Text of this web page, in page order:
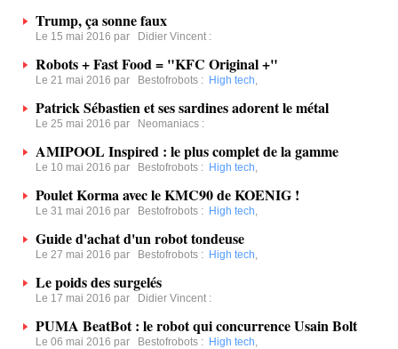
Trump, ça sonne faux
Le 15 mai 2016 par Didier Vincent :
Robots + Fast Food = "KFC Original +"
Le 21 mai 2016 par Bestofrobots : High tech,
Patrick Sébastien et ses sardines adorent le métal
Le 25 mai 2016 par Neomaniacs :
AMIPOOL Inspired : le plus complet de la gamme
Le 10 mai 2016 par Bestofrobots : High tech,
Poulet Korma avec le KMC90 de KOENIG !
Le 31 mai 2016 par Bestofrobots : High tech,
Guide d'achat d'un robot tondeuse
Le 27 mai 2016 par Bestofrobots : High tech,
Le poids des surgelés
Le 17 mai 2016 par Didier Vincent :
PUMA BeatBot : le robot qui concurrence Usain Bolt
Le 06 mai 2016 par Bestofrobots : High tech,